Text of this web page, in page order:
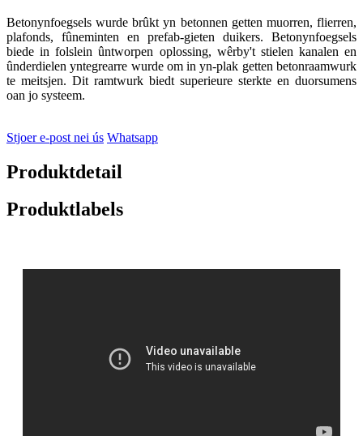
Betonynfoegsels wurde brûkt yn betonnen getten muorren, flierren,
plafonds, fûneminten en prefab-gieten duikers. Betonynfoegsels
biede in folslein ûntworpen oplossing, wêrby't stielen kanalen en
ûnderdielen yntegrearre wurde om in yn-plak getten betonraamwurk
te meitsjen. Dit ramtwurk biedt superieure sterkte en duorsumens
oan jo systeem.
Stjoer e-post nei ús Whatsapp
Produktdetail
Produktlabels